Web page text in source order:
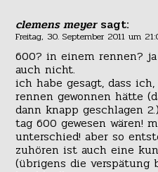
clemens meyer sagt:
Freitag, 30. September 2011 um
600? in einem rennen?
auch nicht.
ich habe gesagt, dass
rennen gewonnen hätte
dann knapp geschlagen
tag 600 gewesen wären!
unterschied! aber so
zuhören ist auch eine
(übrigens die